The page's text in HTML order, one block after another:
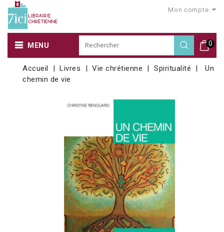
Mon compte
0
MENU
Accueil Livres Vie chrétienne Spiritualité
Un
chemin de vie